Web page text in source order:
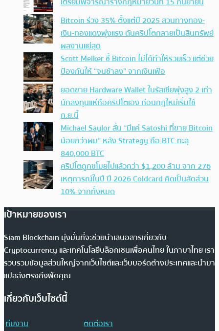
Bitcoin ร่วง 35% ตั้งแต่ปี 2025 สวนทางทอง-
เงิน-ทองแดงพุ่งแรง ดันคริปโตกลายเป็นสินทรัพย์
ผลงานแย่สุด
Scott Melker ชี้ Bitcoin ไม่ได้ทำให้รวยเร็ว แต่ช่วย
ป้องกันให้ “จนช้าลง” จากเงินเฟ้อ
ยอดขาย Hardware Wallet ในรัสเซียพุ่งสูง 2 เท่า
นักลงทุนแห่ถือคริปโตเอง ก่อนกฎใหม่เริ่มใช้
ก.ย.นี้
Michael Saylor ลั่น “มีแค่ Satoshi ที่ขาย Bitcoin
น้อยกว่าผม” หลัง Strategy ถือ BTC ทะลุ
840,000 BTC
คริปโตถูกขโมยไปแล้วกว่า $1,200 ล้าน จาก 276
เหตุการณ์ในปี ปี 2026 Coldcard คิดเป็นสัดส่วน
10% จากทั้งหมด
เป้าหมายของเรา
Siam Blockchain มุ่งมั่นที่จะช่วยนำเสนอสารเกี่ยวกับ
Cryptocurrency และเทคโนโลยีบล็อกเชนเพื่อคนไทย ในภาษาไทย เรา
รวบรวมข้อมูลส่วนใหญ่จากเว็บไซต์และเว็บบอร์ดต่างประเทศและนำมา
แปลส่งตรงถึงฟีดคุณ
เกี่ยวกับเว็บไซต์นี้
ทีมงาน
ติดต่อเรา